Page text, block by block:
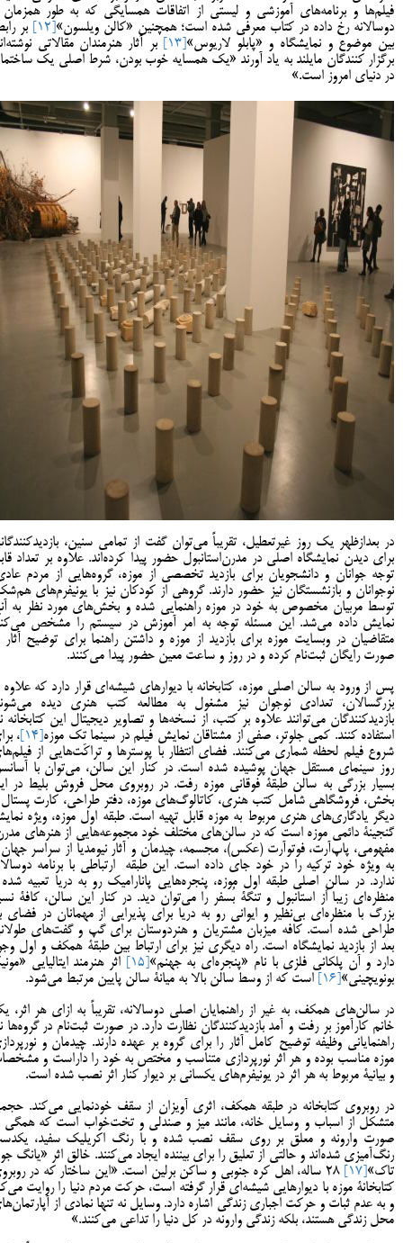
فیلم‌ها و برنامه‌های آموزشی و لیستی از اتفاقات همسایگی که به طور همزمان
دوسالانه رخ داده در کتاب معرفی شده است؛ همچنین «کالن ویلسون»
بر
بین موضوع و نمایشگاه و «پابلو لاریوس»
بر آثار هنرمندان مقالاتی
برگزار کنندگان مایلند به یاد آورند «یک همسایه خوب بودن، شرط اصلی یک
در دنیای امروز است.»
در بعدازظهر یک روز غیرتعطیل، تقریباً می‌توان گفت از تمامی سنین،
برای دیدن نمایشگاه اصلی در مدرن‌استانبول حضور پیدا کرده‌اند. علاوه بر تعداد
توجه جوانان و دانشجویان برای بازدید تخصصی از موزه، گروه‌هایی از مردم
نوجوانان و بازنشستگان نیز حضور دارند. گروهی از کودکان نیز با یونیفرم‌های
توسط مربیان مخصوص به خود در موزه راهنمایی شده و بخش‌های مورد نظر به
نمایش داده می‌شد. این مسئله توجه به امر آموزش در سیستم را مشخص
متقاضیان در وبسایت موزه برای بازدید از موزه و داشتن راهنما برای توضیح آثار
صورت رایگان ثبت‌نام کرده و در روز و ساعت معین حضور پیدا می‌کنند.
پس از ورود به سالن اصلی موزه، کتابخانه با دیوارهای شیشه‌ای قرار دارد که علاوه
بزرگسالان، تعدادی نوجوان نیز مشغول به مطالعه کتب هنری دیده
بازدیدکنندگان می‌توانند علاوه بر کتب، از نسخه‌ها و تصاویر دیجیتال این کتابخانه
استفاده کنند. کمی جلوتر، صفی از مشتاقان نمایش فیلم در سینما تِک موزه
،
شروع فیلم لحظه شماری می‌کنند. فضای انتظار با پوسترها و تراکت‌هایی از
روز سینمای مستقل جهان پوشیده شده است. در کنار این سالن، می‌توان با
بسیار بزرگی به سالن طبقۀ فوقانی موزه رفت. در روبروی محل فروش بلیط در
بخش، فروشگاهی شامل کتب هنری، کاتالوگ‌های موزه، دفتر طراحی، کارت
دیگر یادگاری‌های هنری مربوط به موزه قابل تهیه است. طبقه اول موزه، ویژه
گنجینۀ دائمی موزه است که در سالن‌های مختلف خود مجموعه‌هایی از هنرهای
مفهومی، پاپ‌آرت، فوتوآرت (عکس)، مجسمه، چیدمان و آثار نیومدیا از سراسر
به ویژه خود ترکیه را در خود جای داده است. این طبقه ارتباطی با برنامه
ندارد. در سالنِ اصلی طبقه اول موزه، پنجره‌هایی پانارامیک رو به دریا تعبیه
منظره‌ای زیبا از استانبول و تنگۀ بُسفر را می‌توان دید. در کنار این سالن، کافۀ
بزرگ با منظره‌ای بی‌نظیر و ایوانی رو به دریا برای پذیرایی از مهمانان در فضای
طراحی شده است. کافه میزبان مشتریان و هنردوستان برای گپ و گفت‌های
بعد از بازدید نمایشگاه است. راه دیگری نیز برای ارتباط بین طبقۀ همکف و اول
دارد و آن پلکانی فلزی با نام «پنجره‌ای به جهنم»
اثر هنرمند ایتالیایی
بونویچینی»
است که از وسط سالن بالا به میانۀ سالن پایین مرتبط می‌شود.
در سالن‌های همکف، به غیر از راهنمایان اصلی دوسالانه، تقریباً به ازای هر اثر،
خانم کارآموز بر رفت و آمد بازدیدکنندگان نظارت دارد. در صورت ثبت‌نام در گروه‌ها
راهنمایانی وظیفه توضیح کامل آثار را برای گروه بر عهده دارند. چیدمان و
موزه مناسب بوده و هر اثر نورپردازی متناسب و مختص به خود را داراست و
و بیانیۀ مربوط به هر اثر در یونیفرم‌های یکسانی بر دیوار کنار اثر نصب شده است.
در روبروی کتابخانه در طبقه همکف، اثری آویزان از سقف خودنمایی می‌کند.
متشکل از اسباب و وسایل خانه، مانند میز و صندلی و تخت‌خواب است که همگی
صورت وارونه و معلق بر روی سقف نصب شده‌ و با رنگ اکریلیک سفید،
رنگ‌آمیزی شده‌اند و حالتی از تعلیق را برای بیننده ایجاد می‌کنند. خالق اثر «یانگ
تاک»
28 ساله، اهل کره جنوبی و ساکن برلین است. «این ساختار که در
کتابخانۀ موزه با دیوارهایی شیشه‌ای قرار گرفته است، حرکت مردم دنیا را روایت
و به عدم ثبات و حرکت اجباری زندگی اشاره دارد. وسایل نه تنها نمادی از
محل زندگی هستند، بلکه زندگی وارونه در کل دنیا را تداعی می‌کنند.»